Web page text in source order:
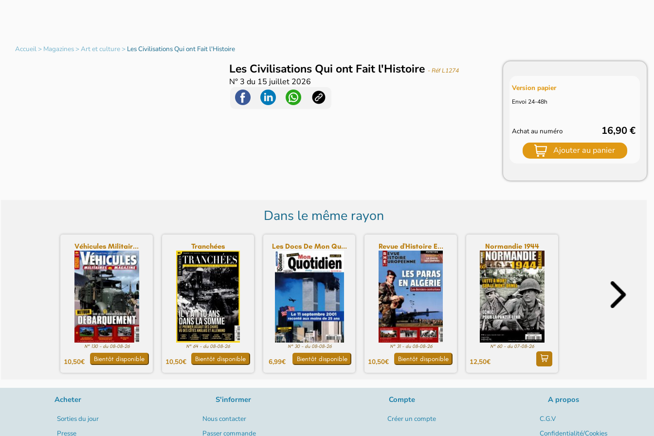
Accueil> Magazines>Art et culture> Les Civilisations Qui ont Fait l'Histoire
Les Civilisations Qui ont Fait l'Histoire - Réf L1274
N° 3 du 15 juillet 2026
Version papier
Envoi 24-48h
Achat au numéro 16,90 €
Ajouter au panier
Dans le même rayon
Véhicules Militair...
N° 130 - du 08-08-26
10,50€ Bientôt disponible
Tranchées
N° 64 - du 08-08-26
10,50€ Bientôt disponible
Les Docs De Mon Qu...
N° 30 - du 08-08-26
6,99€ Bientôt disponible
Revue d'Histoire E...
N° 31 - du 08-08-26
10,50€ Bientôt disponible
Normandie 1944
N° 60 - du 07-08-26
12,50€
Acheter
Sorties du jour
Presse
S'informer
Nous contacter
Passer commande
Compte
Créer un compte
A propos
C.G.V
Confidentialité/Cookies